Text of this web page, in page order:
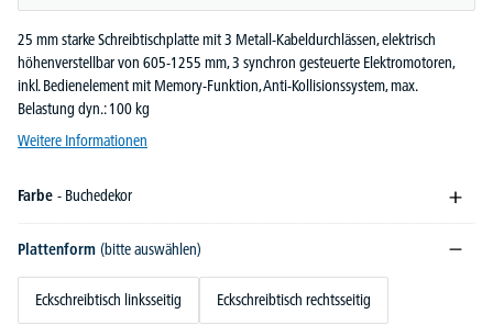
25 mm starke Schreibtischplatte mit 3 Metall-Kabeldurchlässen, elektrisch
höhenverstellbar von 605-1255 mm, 3 synchron gesteuerte Elektromotoren,
inkl. Bedienelement mit Memory-Funktion, Anti-Kollisionssystem, max.
Belastung dyn.: 100 kg
Weitere Informationen
Farbe - Buchedekor
Plattenform (bitte auswählen)
Eckschreibtisch linksseitig Eckschreibtisch rechtsseitig